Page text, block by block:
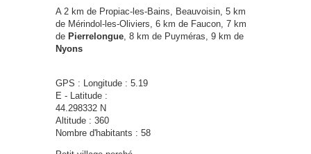
A 2 km de Propiac-les-Bains, Beauvoisin, 5 km
de Mérindol-les-Oliviers, 6 km de Faucon, 7 km
de Pierrelongue, 8 km de Puyméras, 9 km de
Nyons
GPS : Longitude : 5.19
E - Latitude :
44.298332 N
Altitude : 360
Nombre d'habitants : 58